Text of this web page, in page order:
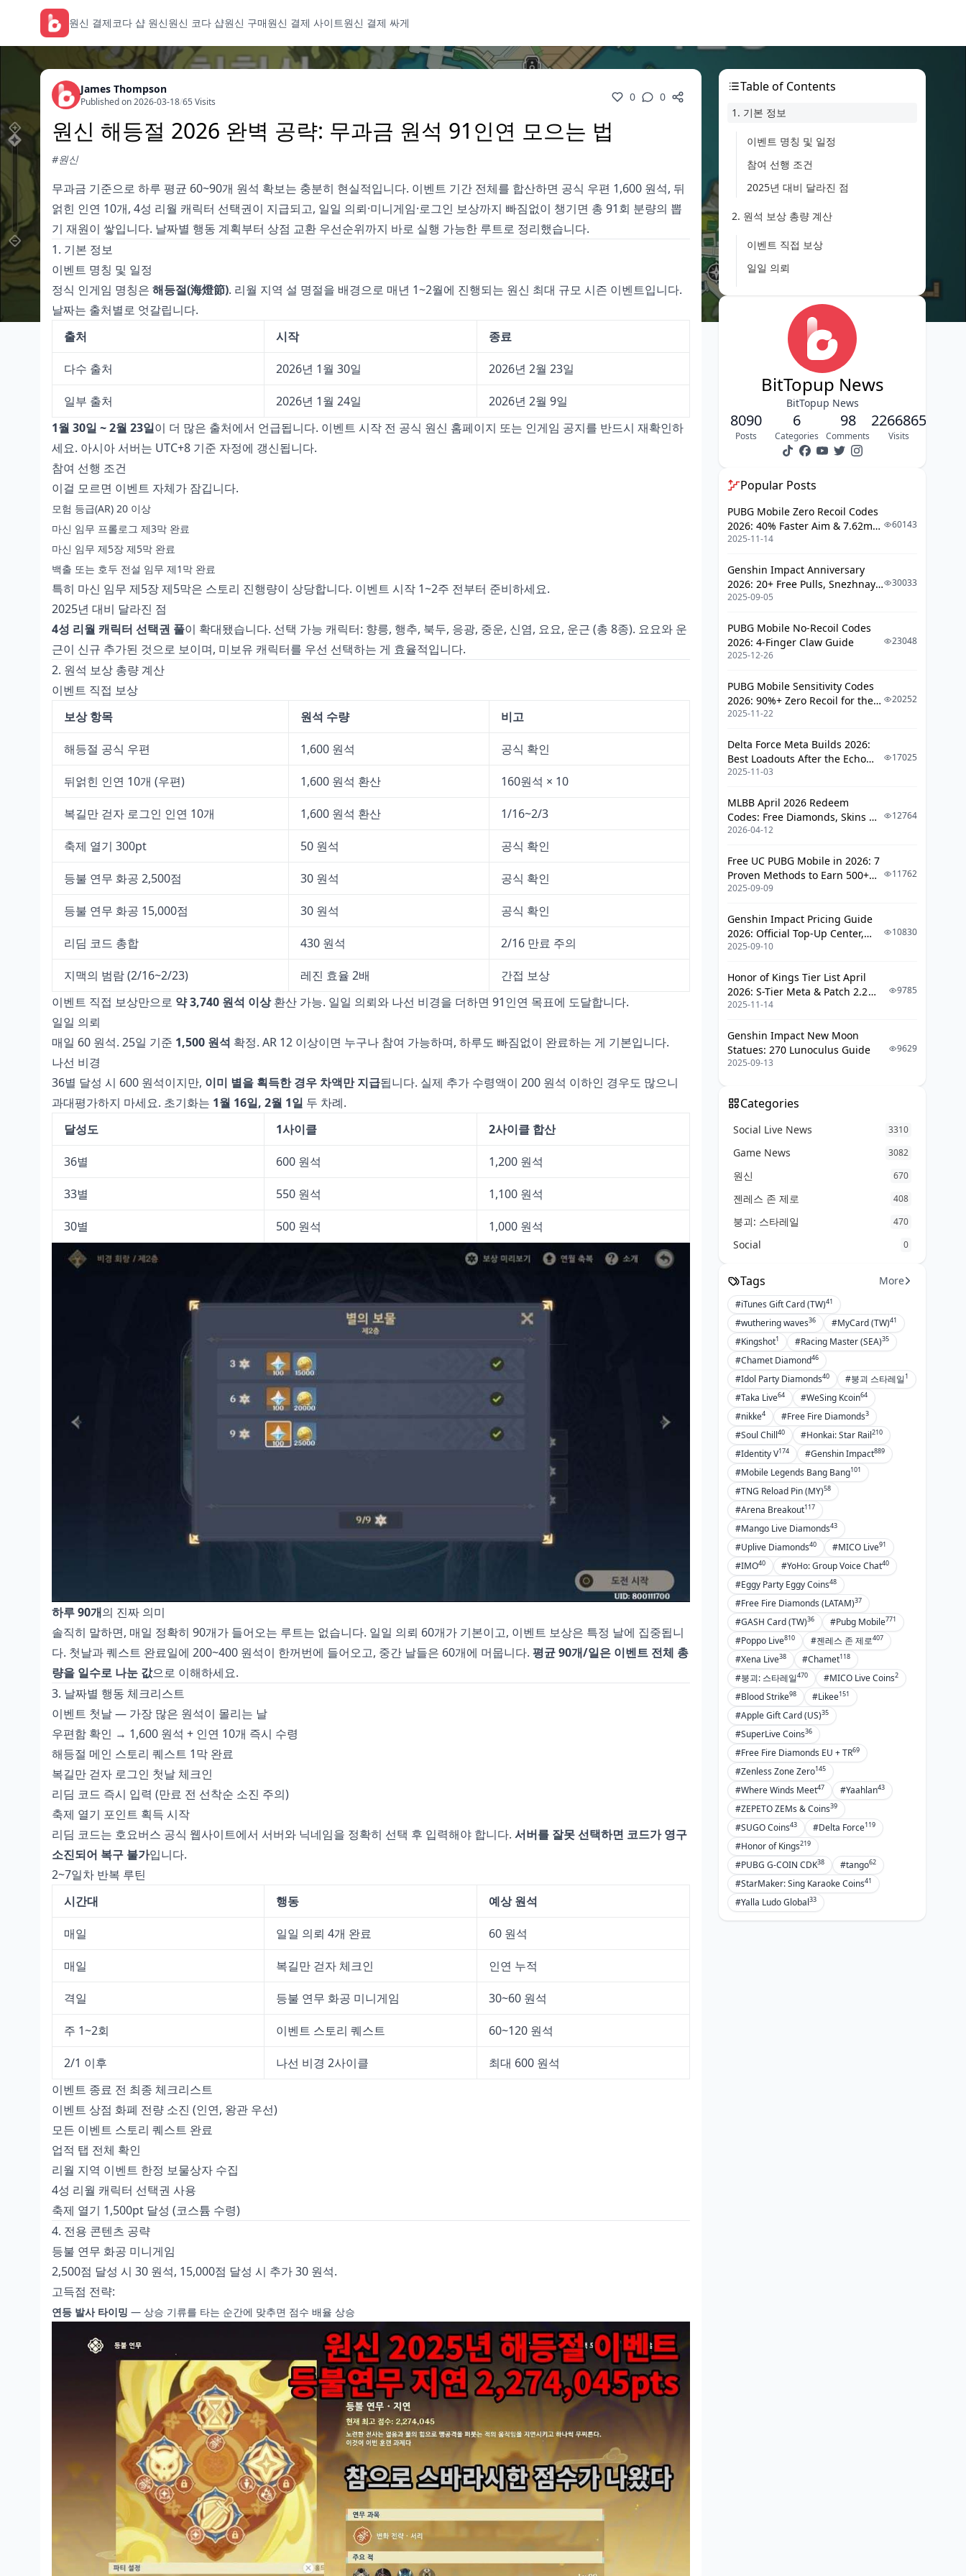
원신 결제코다 샵 원신원신 코다 샵원신 구매원신 결제 사이트원신 결제 싸게
James Thompson
Published on 2026-03-18/65 Visits 0 0
원신 해등절 2026 완벽 공략: 무과금 원석 91인연 모으는 법
#원신
무과금 기준으로 하루 평균 60~90개 원석 확보는 충분히 현실적입니다. 이벤트 기간 전체를 합산하면 공식 우편 1,600 원석, 뒤
얽힌 인연 10개, 4성 리월 캐릭터 선택권이 지급되고, 일일 의뢰·미니게임·로그인 보상까지 빠짐없이 챙기면 총 91회 분량의 뽑
기 재원이 쌓입니다. 날짜별 행동 계획부터 상점 교환 우선순위까지 바로 실행 가능한 루트로 정리했습니다.
1. 기본 정보
이벤트 명칭 및 일정
정식 인게임 명칭은 해등절(海燈節). 리월 지역 설 명절을 배경으로 매년 1~2월에 진행되는 원신 최대 규모 시즌 이벤트입니다.
날짜는 출처별로 엇갈립니다.
출처
시작 종료
다수 출처 2026년 1월 30일 2026년 2월 23일
일부 출처 2026년 1월 24일
2026년 2월 9일
1월 30일 ~ 2월 23일이 더 많은 출처에서 언급됩니다. 이벤트 시작 전 공식 원신 홈페이지 또는 인게임 공지를 반드시 재확인하
세요. 아시아 서버는 UTC+8 기준 자정에 갱신됩니다.
참여 선행 조건
이걸 모르면 이벤트 자체가 잠깁니다.
모험 등급(AR) 20 이상
마신 임무 프롤로그 제3막 완료
마신 임무 제5장 제5막 완료
백출 또는 호두 전설 임무 제1막 완료
특히 마신 임무 제5장 제5막은 스토리 진행량이 상당합니다. 이벤트 시작 1~2주 전부터 준비하세요.
2025년 대비 달라진 점
4성 리월 캐릭터 선택권 풀이 확대됐습니다. 선택 가능 캐릭터: 향릉, 행추, 북두, 응광, 중운, 신염, 요요, 운근 (총 8종). 요요와 운
근이 신규 추가된 것으로 보이며, 미보유 캐릭터를 우선 선택하는 게 효율적입니다.
2. 원석 보상 총량 계산
이벤트 직접 보상
보상 항목
원석 수량 비고
해등절 공식 우편 1,600 원석 공식 확인
뒤얽힌 인연 10개 (우편) 1,600 원석 환산 160원석 × 10
복길만 걷자 로그인 인연 10개 1,600 원석 환산 1/16~2/3
축제 열기 300pt 50 원석 공식 확인
등불 연무 화공 2,500점 30 원석 공식 확인
등불 연무 화공 15,000점 30 원석 공식 확인
리딤 코드 총합 430 원석 2/16 만료 주의
지맥의 범람 (2/16~2/23) 레진 효율 2배
간접 보상
이벤트 직접 보상만으로 약 3,740 원석 이상환산 가능. 일일 의뢰와 나선 비경을 더하면 91인연 목표에 도달합니다.
일일 의뢰
매일 60 원석. 25일 기준 1,500 원석 확정. AR 12 이상이면 누구나 참여 가능하며, 하루도 빠짐없이 완료하는 게 기본입니다.
나선 비경
36별 달성 시 600 원석이지만, 이미 별을 획득한 경우 차액만 지급됩니다. 실제 추가 수령액이 200 원석 이하인 경우도 많으니
과대평가하지 마세요. 초기화는 1월 16일, 2월 1일 두 차례.
달성도
1사이클 2사이클 합산
36별 600 원석 1,200 원석
33별 550 원석 1,100 원석
30별 500 원석 1,000 원석
하루 90개의 진짜 의미
솔직히 말하면, 매일 정확히 90개가 들어오는 루트는 없습니다. 일일 의뢰 60개가 기본이고, 이벤트 보상은 특정 날에 집중됩니
다. 첫날과 퀘스트 완료일에 200~400 원석이 한꺼번에 들어오고, 중간 날들은 60개에 머뭅니다. 평균 90개/일은 이벤트 전체 총
량을 일수로 나눈 값으로 이해하세요.
3. 날짜별 행동 체크리스트
이벤트 첫날 — 가장 많은 원석이 몰리는 날
우편함 확인 → 1,600 원석 + 인연 10개 즉시 수령
해등절 메인 스토리 퀘스트 1막 완료
복길만 걷자 로그인 첫날 체크인
리딤 코드 즉시 입력 (만료 전 선착순 소진 주의)
축제 열기 포인트 획득 시작
리딤 코드는 호요버스 공식 웹사이트에서 서버와 닉네임을 정확히 선택 후 입력해야 합니다. 서버를 잘못 선택하면 코드가 영구
소진되어 복구 불가입니다.
2~7일차 반복 루틴
시간대
행동 예상 원석
매일 일일 의뢰 4개 완료 60 원석
매일 복길만 걷자 체크인 인연 누적
격일 등불 연무 화공 미니게임 30~60 원석
주 1~2회 이벤트 스토리 퀘스트 60~120 원석
2/1 이후 나선 비경 2사이클
최대 600 원석
이벤트 종료 전 최종 체크리스트
이벤트 상점 화폐 전량 소진 (인연, 왕관 우선)
모든 이벤트 스토리 퀘스트 완료
업적 탭 전체 확인
리월 지역 이벤트 한정 보물상자 수집
4성 리월 캐릭터 선택권 사용
축제 열기 1,500pt 달성 (코스튬 수령)
4. 전용 콘텐츠 공략
등불 연무 화공 미니게임
2,500점 달성 시 30 원석, 15,000점 달성 시 추가 30 원석.
고득점 전략:
연등 발사 타이밍 — 상승 기류를 타는 순간에 맞추면 점수 배율 상승
Table of Contents
1. 기본 정보
이벤트 명칭 및 일정
참여 선행 조건
2025년 대비 달라진 점
2. 원석 보상 총량 계산
이벤트 직접 보상
일일 의뢰
하루 90개의 진짜 의미
3. 날짜별 행동 체크리스트
이벤트 첫날 — 가장 많은 원석이 몰
리는 날
2~7일차 반복 루틴
이벤트 종료 전 최종 체크리스트
4. 전용 콘텐츠 공략
등불 연무 화공 미니게임
이벤트 스토리 퀘스트
이벤트 한정 보물상자
5. 이벤트 상점 교환 우선순위
7. 픽업 배너 및 뽑기 전략
6.4 버전 픽업 배너 (2/25~3/17)
무과금 뽑기 원칙
천장 메커니즘
8. 타임라인 및 주의사항
초보자가 자주 하는 실수 3가지
다른 공략이 놓치는 팁
FAQ
BitTopup News
BitTopup News
8090
Posts
6
Categories
98
Comments
2266865
Visits
Popular Posts
PUBG Mobile Zero Recoil Codes
2026: 40% Faster Aim & 7.62mm
Weapon Adjustments
2025-11-14
60143
Genshin Impact Anniversary
2026: 20+ Free Pulls, Snezhnaya
Roadmap & Complete Guide
2025-09-05
30033
PUBG Mobile No-Recoil Codes
2026: 4-Finger Claw Guide
2025-12-26
23048
PUBG Mobile Sensitivity Codes
2026: 90%+ Zero Recoil for the
V4.4 M416 & AUG Meta
2025-11-22
20252
Delta Force Meta Builds 2026:
Best Loadouts After the Echo
Season Update
2025-11-03
17025
MLBB April 2026 Redeem
Codes: Free Diamonds, Skins &
Starlight Rewards
2026-04-12
12764
Free UC PUBG Mobile in 2026: 7
Proven Methods to Earn 500+
UC (V4.3 & RPA18 Updates)
2025-09-09
11762
Genshin Impact Pricing Guide
2026: Official Top-Up Center,
Platform Differences, and
2025-09-10
10830
Honor of Kings Tier List April
2026: S-Tier Meta & Patch 2.2
Changes
2025-11-14
9785
Genshin Impact New Moon
Statues: 270 Lunoculus Guide
2025-09-13
9629
Categories
Social Live News 3310
Game News 3082
원신 670
젠레스 존 제로 408
붕괴: 스타레일 470
Social 0
Tags More
#iTunes Gift Card (TW)41
#wuthering waves36 #MyCard (TW)41
#Kingshot1 #Racing Master (SEA)35
#Chamet Diamond46
#Idol Party Diamonds40 #붕괴 스타레일1
#Taka Live64 #WeSing Kcoin64
#nikke4 #Free Fire Diamonds3
#Soul Chill40 #Honkai: Star Rail210
#Identity V174 #Genshin Impact889
#Mobile Legends Bang Bang101
#TNG Reload Pin (MY)58
#Arena Breakout117
#Mango Live Diamonds43
#Uplive Diamonds40 #MICO Live91
#IMO40 #YoHo: Group Voice Chat40
#Eggy Party Eggy Coins48
#Free Fire Diamonds (LATAM)37
#GASH Card (TW)36 #Pubg Mobile771
#Poppo Live810 #젠레스 존 제로407
#Xena Live38 #Chamet118
#붕괴: 스타레일470 #MICO Live Coins2
#Blood Strike98 #Likee151
#Apple Gift Card (US)35
#SuperLive Coins36
#Free Fire Diamonds EU + TR69
#Zenless Zone Zero145
#Where Winds Meet47 #Yaahlan43
#ZEPETO ZEMs & Coins39
#SUGO Coins43 #Delta Force119
#Honor of Kings219
#PUBG G-COIN CDK38 #tango62
#StarMaker: Sing Karaoke Coins41
#Yalla Ludo Global33